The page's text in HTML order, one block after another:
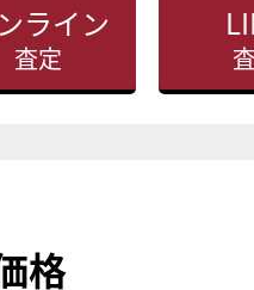
ライン
査定
格